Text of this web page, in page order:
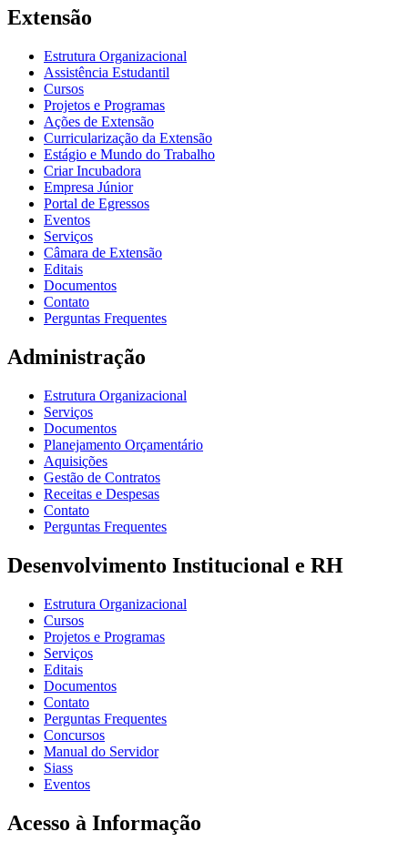
Extensão
Estrutura Organizacional
Assistência Estudantil
Cursos
Projetos e Programas
Ações de Extensão
Curricularização da Extensão
Estágio e Mundo do Trabalho
Criar Incubadora
Empresa Júnior
Portal de Egressos
Eventos
Serviços
Câmara de Extensão
Editais
Documentos
Contato
Perguntas Frequentes
Administração
Estrutura Organizacional
Serviços
Documentos
Planejamento Orçamentário
Aquisições
Gestão de Contratos
Receitas e Despesas
Contato
Perguntas Frequentes
Desenvolvimento Institucional e RH
Estrutura Organizacional
Cursos
Projetos e Programas
Serviços
Editais
Documentos
Contato
Perguntas Frequentes
Concursos
Manual do Servidor
Siass
Eventos
Acesso à Informação